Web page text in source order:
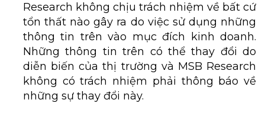
Research không chịu trách nhiệm về bất cứ
tổn thất nào gây ra do việc sử dụng những
thông tin trên vào mục đích kinh doanh.
Những thông tin trên có thể thay đổi do
diễn biến của thị trường và MSB Research
không có trách nhiệm phải thông báo về
những sự thay đổi này.